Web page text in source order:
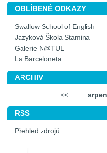
OBLÍBENÉ ODKAZY
Swallow School of English
Jazyková Škola Stamina
Galerie N@TUL
La Barceloneta
ARCHIV
<< srpen
RSS
Přehled zdrojů